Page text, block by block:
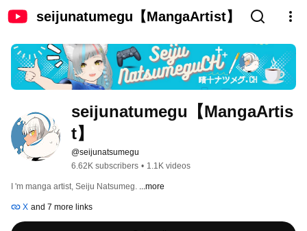
seijunatumegu【MangaArtist】
seijunatumegu【MangaArtis
t】
@seijunatsumegu
6.62K subscribers • 1.1K videos
I 'm manga artist, Seiju Natsumeg. ...more
X and 7 more links